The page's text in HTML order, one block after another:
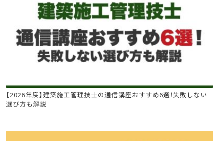
建築施工管理技士
【2026年度】建築施工管理技士の通信講座おすすめ6選！失敗しない
選び方も解説